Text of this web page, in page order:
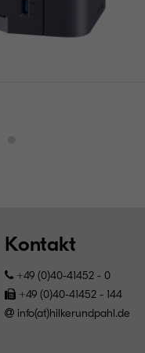
Kontakt
+49 (0)40-41452 - 0
+49 (0)40-41452 - 144
info(at)hilkerundpahl.de